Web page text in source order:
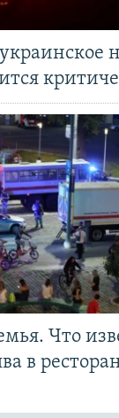
Что
в